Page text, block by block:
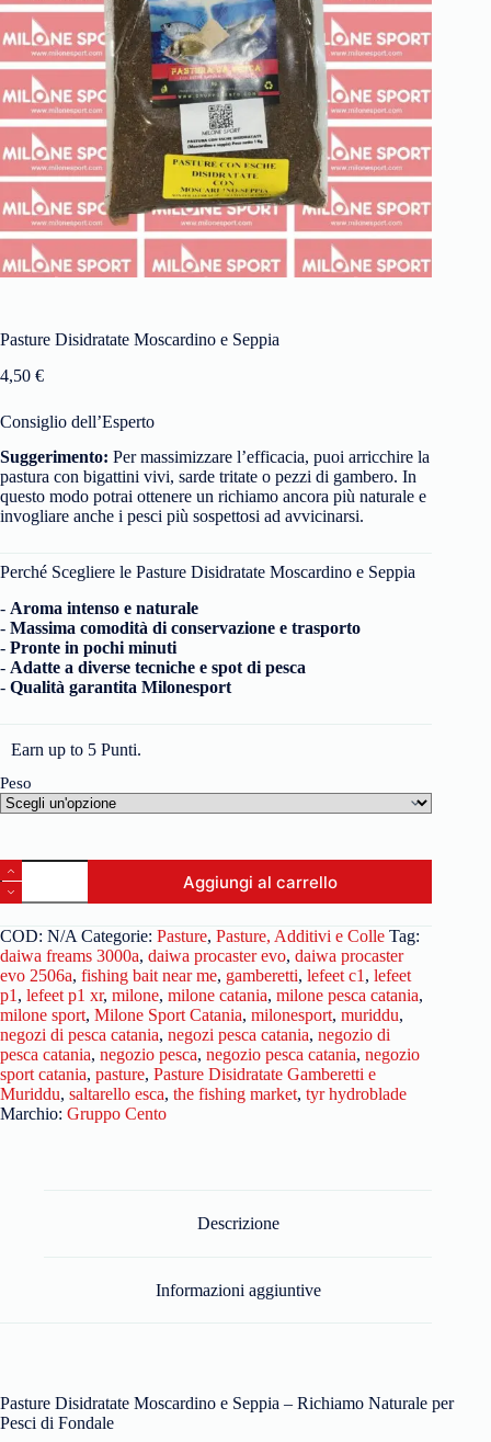
Pasture Disidratate Moscardino e Seppia
4,50 €
Consiglio dell’Esperto
Suggerimento: Per massimizzare l’efficacia, puoi arricchire la
pastura con bigattini vivi, sarde tritate o pezzi di gambero. In
questo modo potrai ottenere un richiamo ancora più naturale e
invogliare anche i pesci più sospettosi ad avvicinarsi.
Perché Scegliere le Pasture Disidratate Moscardino e Seppia
- Aroma intenso e naturale
- Massima comodità di conservazione e trasporto
- Pronte in pochi minuti
- Adatte a diverse tecniche e spot di pesca
- Qualità garantita Milonesport
Earn up to 5 Punti.
Peso
Aggiungi al carrello
COD: N/A Categorie: Pasture, Pasture, Additivi e Colle Tag:
daiwa freams 3000a, daiwa procaster evo, daiwa procaster
evo 2506a, fishing bait near me, gamberetti, lefeet c1 , lefeet
p1 , lefeet p1 xr, milone, milone catania, milone pesca catania,
milone sport, Milone Sport Catania, milonesport, muriddu,
negozi di pesca catania, negozi pesca catania, negozio di
pesca catania, negozio pesca, negozio pesca catania, negozio
sport catania, pasture, Pasture Disidratate Gamberetti e
Muriddu, saltarello esca, the fishing market, tyr hydroblade
Marchio: Gruppo Cento
Descrizione
Informazioni aggiuntive
Pasture Disidratate Moscardino e Seppia – Richiamo Naturale per
Pesci di Fondale